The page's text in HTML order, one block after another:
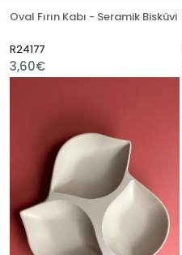
Oval Fırın Kabı - Seramik Bisküvi
R24177
3,60€